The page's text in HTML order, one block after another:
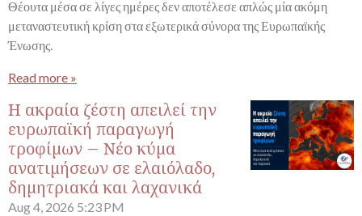
Θέουτα μέσα σε λίγες ημέρες δεν αποτέλεσε απλώς μία ακόμη
μεταναστευτική κρίση στα εξωτερικά σύνορα της Ευρωπαϊκής
Ένωσης.
Read more »
Η ακραία ζέστη απειλεί την
ευρωπαϊκή παραγωγή
τροφίμων – Νέο κύμα
ανατιμήσεων σε ελαιόλαδο,
δημητριακά και λαχανικά
Aug 4, 2026 5:23 PM